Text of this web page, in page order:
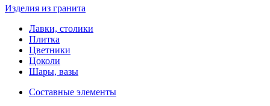
Изделия из гранита
Лавки, столики
Плитка
Цветники
Цоколи
Шары, вазы
Составные элементы